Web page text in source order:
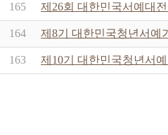
165 제26회 대한민국서예대
164 제8기 대한민국청년서예
163 제10기 대한민국청년서